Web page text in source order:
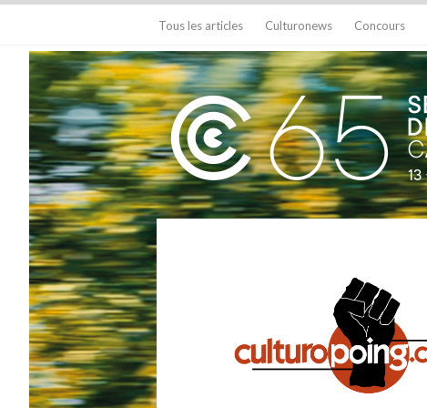
Tous les articles Culturonews Concours